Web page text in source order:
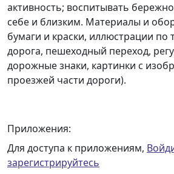
активность; воспитывать
себе и близким. Материалы и
бумаги и краски, иллюстрации по
дорога, пешеходный переход,
дорожные знаки, картинки с
проезжей части дороги).
Приложения:
Для доступа к приложениям,
зарегистрируйтесь